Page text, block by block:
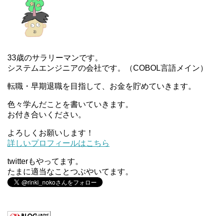
33歳のサラリーマンです。
システムエンジニアの会社です。（COBOL言語メイン）
転職・早期退職を目指して、お金を貯めていきます。
色々学んだことを書いていきます。
お付き合いください。
よろしくお願いします！
詳しいプロフィールはこちら
twitterもやってます。
たまに適当なことつぶやいてます。